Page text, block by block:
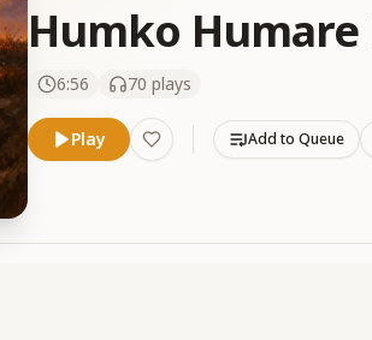
Humko Humare
6:56 70 plays
Play Add to Queue